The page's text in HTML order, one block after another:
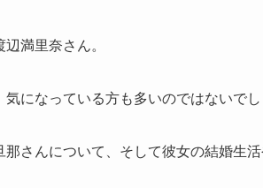
満里奈さん。
になっている方も多いのではないでし
さんについて、そして彼女の結婚生